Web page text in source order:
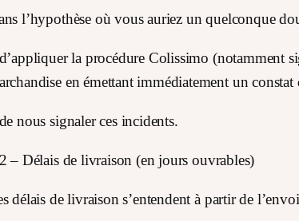
l’hypothèse où vous auriez un quelconque
la procédure Colissimo (notamment
en émettant immédiatement un
nous signaler ces incidents.
– Délais de livraison (en jours ouvrables)
délais de livraison s’entendent à partir de